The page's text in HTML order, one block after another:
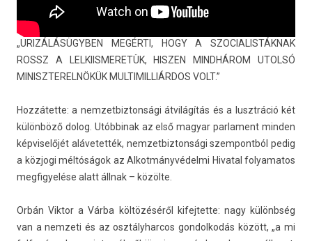
„URIZÁLÁSÜGYBEN MEGÉRTI, HOGY A SZOCIALIS­TÁKNAK
ROSSZ A LEL­KIIS­MERETÜK, HISZ­EN MINDHÁROM UTOLSÓ
MINISZTEREL­NÖKÜK MULTI­MIL­LIÁR­DOS VOLT.”
Hozzátette: a nem­zetbiz­tonsági átvilágítás és a lusztráció két
különböző dolog. Utób­binak az első magyar par­la­ment mind­en
kép­viselőjét al­ávetet­ték, nem­zetbiz­tonsági szem­pontból pedig
a közjogi méltóságok az Al­kot­mányvédel­mi Hivat­al folyamatos
meg­figyelése alatt állnak – közölte.
Orbán Vik­tor a Várba költözéséről kifej­tette: nagy különbség
van a nem­zeti és az osztályhar­cos gon­dolkodás között, „a mi